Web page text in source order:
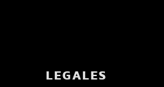
LEGALES